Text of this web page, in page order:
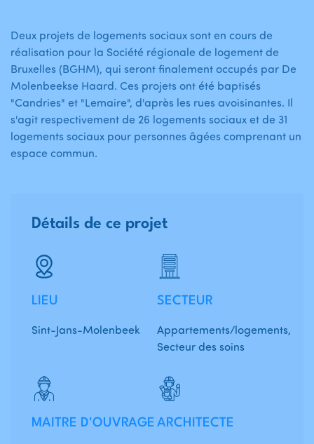
Deux projets de logements sociaux sont en cours de
réalisation pour la Société régionale de logement de
Bruxelles (BGHM), qui seront finalement occupés par De
Molenbeekse Haard. Ces projets ont été baptisés
"Candries" et "Lemaire", d'après les rues avoisinantes. Il
s'agit respectivement de 26 logements sociaux et de 31
logements sociaux pour personnes âgées comprenant un
espace commun.
LIEU
Sint-Jans-Molenbeek
SECTEUR
Appartements/logements,
Secteur des soins
MAITRE D'OUVRAGE ARCHITECTE
Détails de ce projet